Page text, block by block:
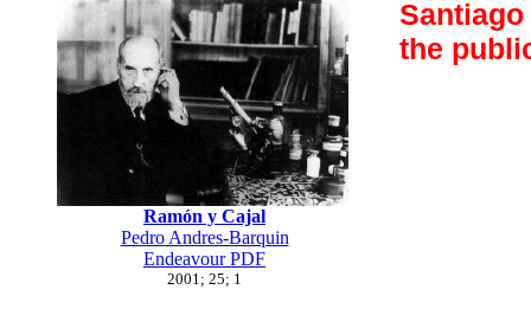
Ramón y Cajal
Pedro Andres-Barquin
Endeavour PDF
2001; 25; 1
the